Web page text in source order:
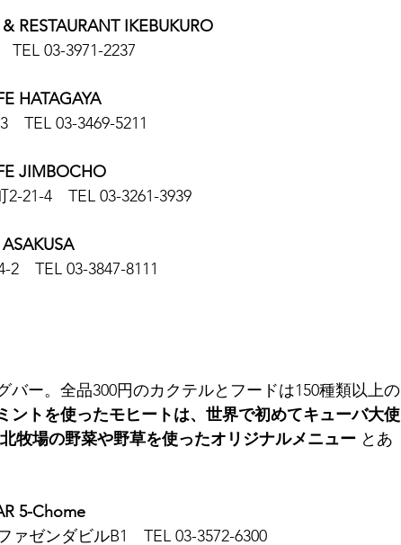
RESTAURANT IKEBUKURO
TEL 03-3971-2237
HATAGAYA
TEL 03-3469-5211
JIMBOCHO
21-4　TEL 03-3261-3939
　TEL 03-3847-8111
バー。全品300円のカクテルとフードは150種類以上の
ントを使ったモヒートは、世界で初めてキューバ大使
牧場の野菜や野草を使ったオリジナルメニュー とあ
5-Chome
ァゼンダビルB1　TEL 03-3572-6300